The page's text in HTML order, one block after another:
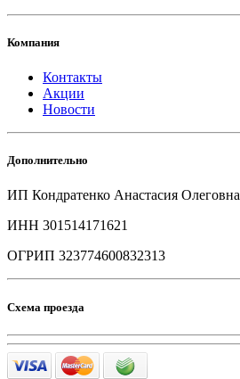
Компания
Контакты
Акции
Новости
Дополнительно
ИП Кондратенко Анастасия Олеговна
ИНН 301514171621
ОГРИП 323774600832313
Схема проезда